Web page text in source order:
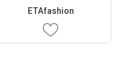
ETAfashion